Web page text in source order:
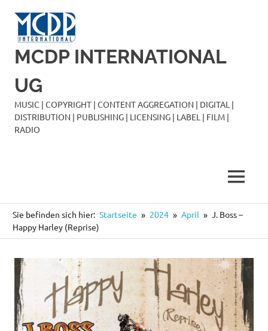
Inhalt
springen
MCDP INTERNATIONAL
UG
MUSIC | COPYRIGHT | CONTENT AGGREGATION | DIGITAL |
DISTRIBUTION | PUBLISHING | LICENSING | LABEL | FILM |
RADIO
MENÜ
Sie befinden sich hier: Startseite 2024 April
J. Boss –
Happy Harley (Reprise)